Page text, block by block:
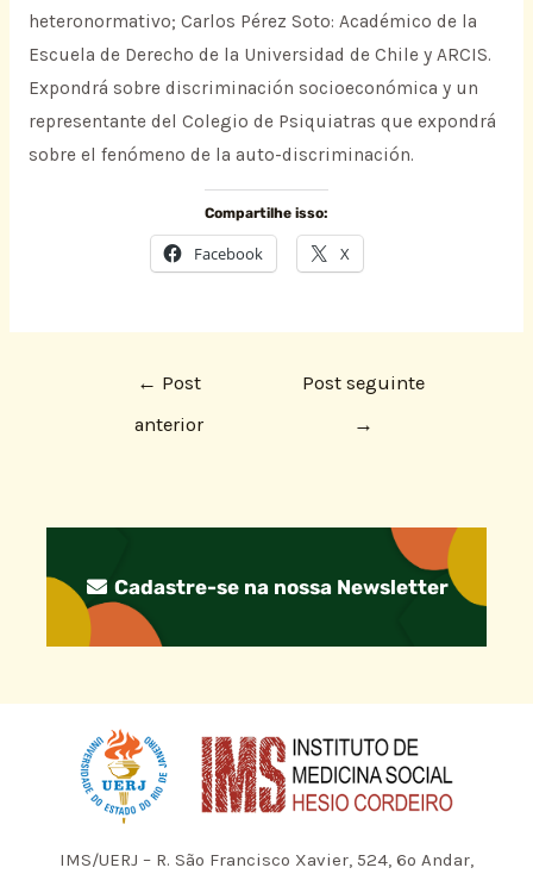
heteronormativo; Carlos Pérez Soto: Académico de la
Escuela de Derecho de la Universidad de Chile y ARCIS.
Expondrá sobre discriminación socioeconómica y un
representante del Colegio de Psiquiatras que expondrá
sobre el fenómeno de la auto-discriminación.
Compartilhe isso:
Facebook X
← Post
anterior
Post seguinte
→
Cadastre-se na nossa Newsletter
IMS/UERJ – R. São Francisco Xavier, 524, 6º Andar,